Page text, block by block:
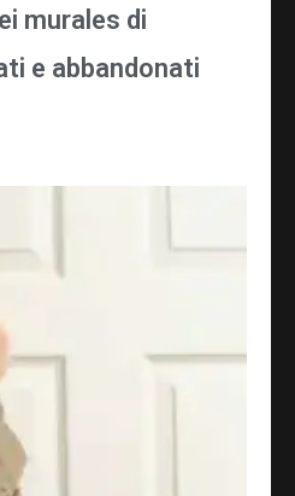
murales di
e abbandonati